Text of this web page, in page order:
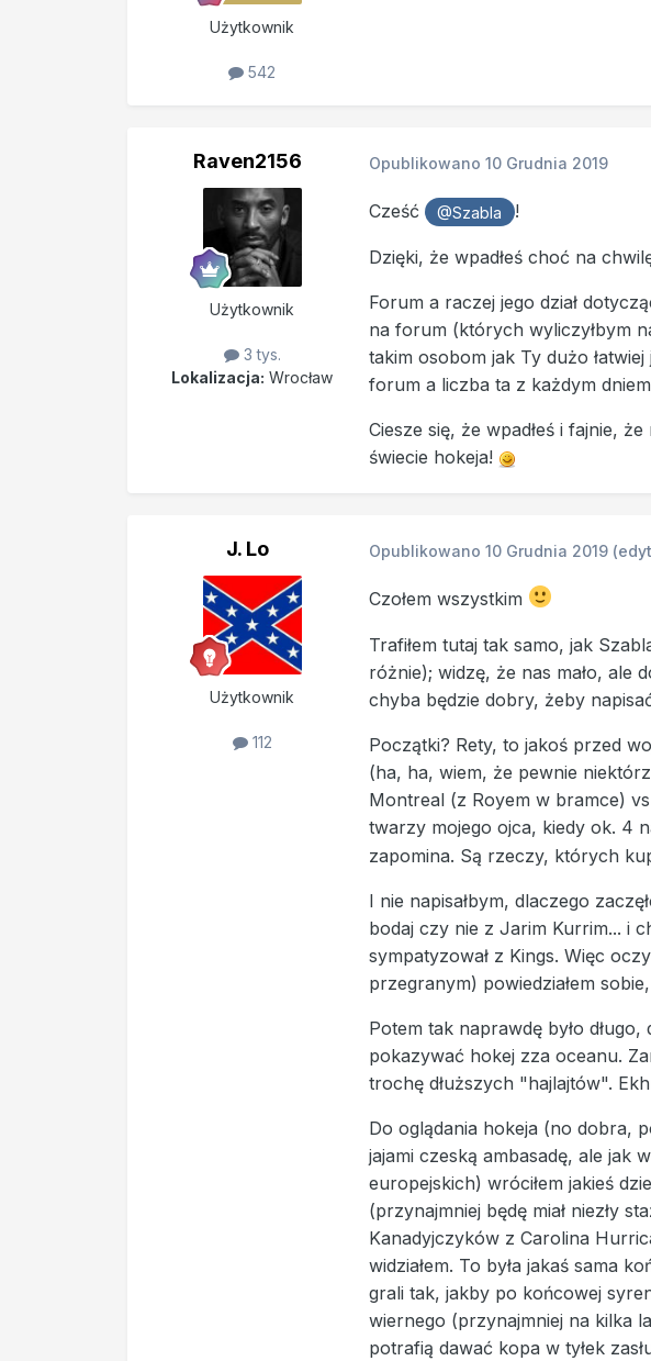
Użytkownik
542
Raven2156
Użytkownik
3 tys.
Lokalizacja: Wrocław
Opublikowano 10 Grudnia 2019
Cześć @Szabla !
Dzięki, że wpadłeś choć na
Forum a raczej jego dział
na forum (których wyliczyłbym
takim osobom jak Ty dużo
forum a liczba ta z każdym
Ciesze się, że wpadłeś i fajnie,
świecie hokeja!
J. Lo
Użytkownik
112
Opublikowano 10 Grudnia 2019
Czołem wszystkim
Trafiłem tutaj tak samo, jak
różnie); widzę, że nas mało, ale
chyba będzie dobry, żeby
Początki? Rety, to jakoś przed
(ha, ha, wiem, że pewnie
Montreal (z Royem w bramce)
twarzy mojego ojca, kiedy ok. 4
zapomina. Są rzeczy, których
I nie napisałbym, dlaczego
bodaj czy nie z Jarim Kurrim... i
sympatyzował z Kings. Więc
przegranym) powiedziałem
Potem tak naprawdę było długo,
pokazywać hokej zza oceanu.
trochę dłuższych "hajlajtów".
Do oglądania hokeja (no dobra,
jajami czeską ambasadę, ale jak
europejskich) wróciłem jakieś
(przynajmniej będę miał niezły
Kanadyjczyków z Carolina
widziałem. To była jakaś sama
grali tak, jakby po końcowej
wiernego (przynajmniej na kilka
potrafią dawać kopa w tyłek